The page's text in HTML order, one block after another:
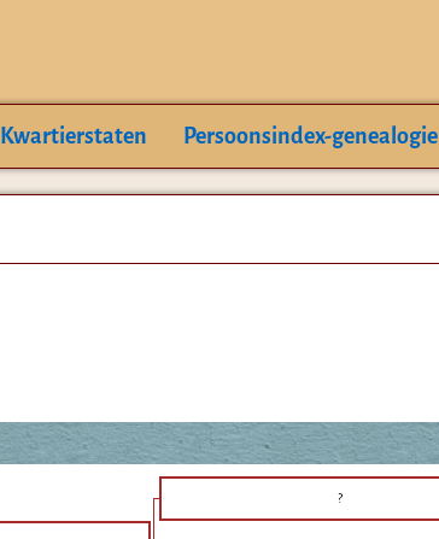
Kwartierstaten Persoonsindex-genealogie
?